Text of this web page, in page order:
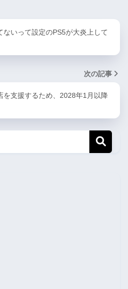
ないって設定のPS5が大炎上して
次の記事
を支援するため、2028年1月以降